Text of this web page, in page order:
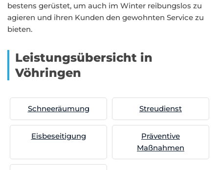
bestens gerüstet, um auch im Winter reibungslos zu
agieren und ihren Kunden den gewohnten Service zu
bieten.
Leistungsübersicht in
Vöhringen
Schneeräumung Streudienst
Eisbeseitigung
Präventive
Maßnahmen